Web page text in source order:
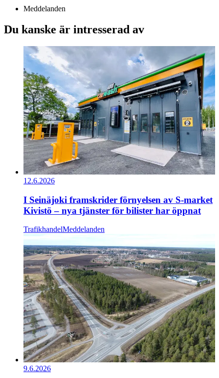
Meddelanden
Du kanske är intresserad av
12.6.2026
I Seinäjoki framskrider förnyelsen av S-market
Kivistö – nya tjänster för bilister har öppnat
TrafikhandelMeddelanden
9.6.2026